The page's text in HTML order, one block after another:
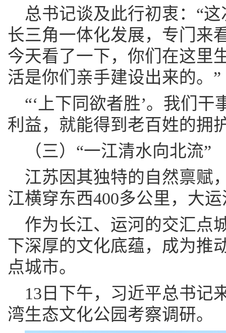
总书记谈及此行初衷：“
长三角一体化发展，专门来
今天看了一下，你们在这里
活是你们亲手建设出来的。”
“‘上下同欲者胜’。我们
利益，就能得到老百姓的拥
（三）“一江清水向北流”
江苏因其独特的自然禀赋
江横穿东西400多公里，大
作为长江、运河的交汇点
下深厚的文化底蕴，成为推
点城市。
13日下午，习近平总书记
湾生态文化公园考察调研。